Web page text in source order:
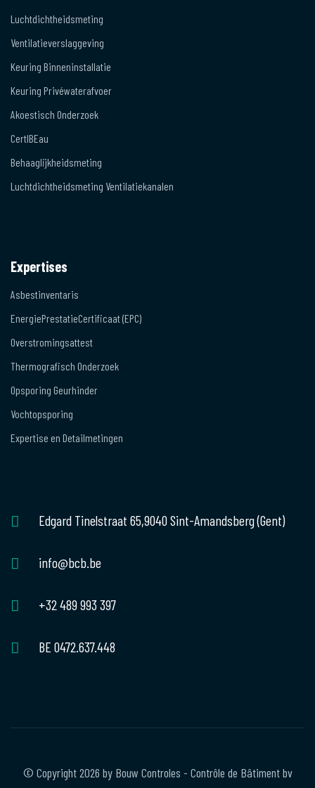
Luchtdichtheidsmeting
Ventilatieverslaggeving
Keuring Binneninstallatie
Keuring Privéwaterafvoer
Akoestisch Onderzoek
CertIBEau
Behaaglijkheidsmeting
Luchtdichtheidsmeting Ventilatiekanalen
Expertises
Asbestinventaris
EnergiePrestatieCertificaat (EPC)
Overstromingsattest
Thermografisch Onderzoek
Opsporing Geurhinder
Vochtopsporing
Expertise en Detailmetingen
Edgard Tinelstraat 65,9040 Sint-Amandsberg (Gent)
info@bcb.be
+32 489 993 397
BE 0472.637.448
© Copyright 2026 by Bouw Controles - Contrôle de Bâtiment bv